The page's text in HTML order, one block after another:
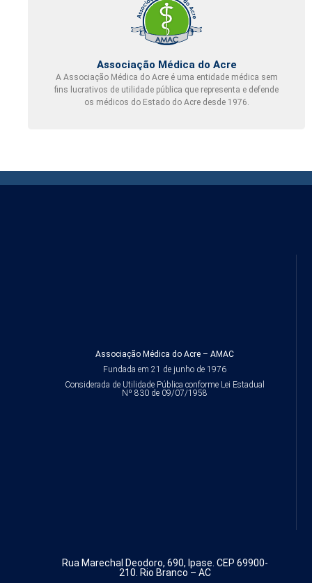
Associação Médica do Acre
A Associação Médica do Acre é uma entidade médica sem
fins lucrativos de utilidade pública que representa e defende
os médicos do Estado do Acre desde 1976.
Associação Médica do Acre – AMAC
Fundada em 21 de junho de 1976
Considerada de Utilidade Pública conforme Lei Estadual
Nº 830 de 09/07/1958
Rua Marechal Deodoro, 690, Ipase. CEP 69900-
210. Rio Branco – AC